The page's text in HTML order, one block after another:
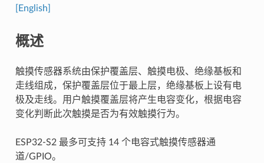
[English]
概述
触摸传感器系统由保护覆盖层、触摸电极、绝缘基板和
走线组成，保护覆盖层位于最上层，绝缘基板上设有电
极及走线。用户触摸覆盖层将产生电容变化，根据电容
变化判断此次触摸是否为有效触摸行为。
ESP32-S2 最多可支持 14 个电容式触摸传感器通
道/GPIO。